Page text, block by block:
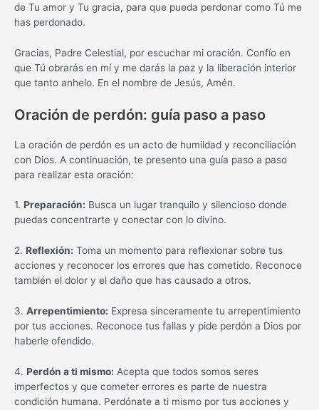
de Tu amor y Tu gracia, para que pueda perdonar como Tú me
has perdonado.
Gracias, Padre Celestial, por escuchar mi oración. Confío en
que Tú obrarás en mí y me darás la paz y la liberación interior
que tanto anhelo. En el nombre de Jesús, Amén.
Oración de perdón: guía paso a paso
La oración de perdón es un acto de humildad y reconciliación
con Dios. A continuación, te presento una guía paso a paso
para realizar esta oración:
1. Preparación: Busca un lugar tranquilo y silencioso donde
puedas concentrarte y conectar con lo divino.
2. Reflexión: Toma un momento para reflexionar sobre tus
acciones y reconocer los errores que has cometido. Reconoce
también el dolor y el daño que has causado a otros.
3. Arrepentimiento: Expresa sinceramente tu arrepentimiento
por tus acciones. Reconoce tus fallas y pide perdón a Dios por
haberle ofendido.
4. Perdón a ti mismo: Acepta que todos somos seres
imperfectos y que cometer errores es parte de nuestra
condición humana. Perdónate a ti mismo por tus acciones y